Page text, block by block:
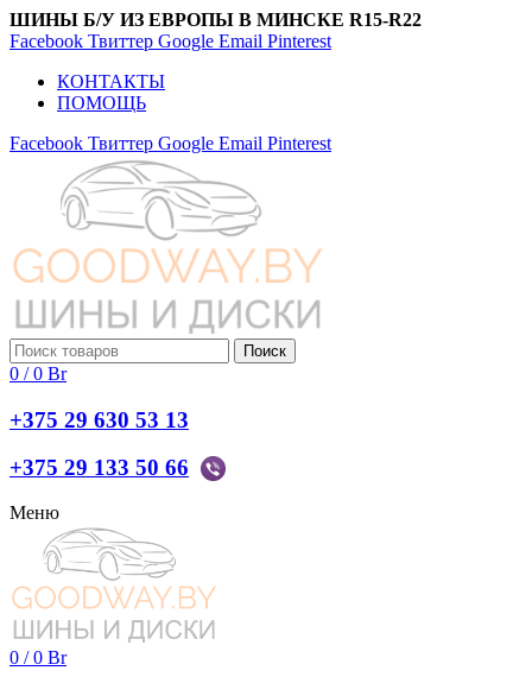
ШИНЫ Б/У ИЗ ЕВРОПЫ В МИНСКЕ R15-R22
Facebook Твиттер Google Email Pinterest
КОНТАКТЫ
ПОМОЩЬ
Facebook Твиттер Google Email Pinterest
Поиск
0 / 0 Br
+375 29 630 53 13
+375 29 133 50 66
Меню
0 / 0 Br